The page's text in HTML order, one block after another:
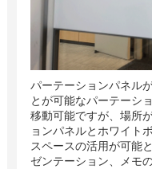
パーテーションパネル
とが可能なパーテーシ
移動可能ですが、場所
ョンパネルとホワイト
スペースの活用が可能
ゼンテーション、メモ